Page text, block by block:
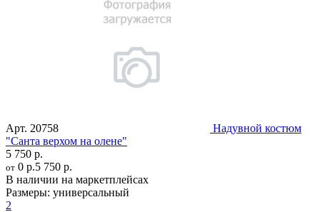
Арт. 20758
Надувной костюм
"Санта верхом на олене"
5 750 р.
от 0 р.5 750 р.
В наличии на маркетплейсах
Размеры: универсальный
2